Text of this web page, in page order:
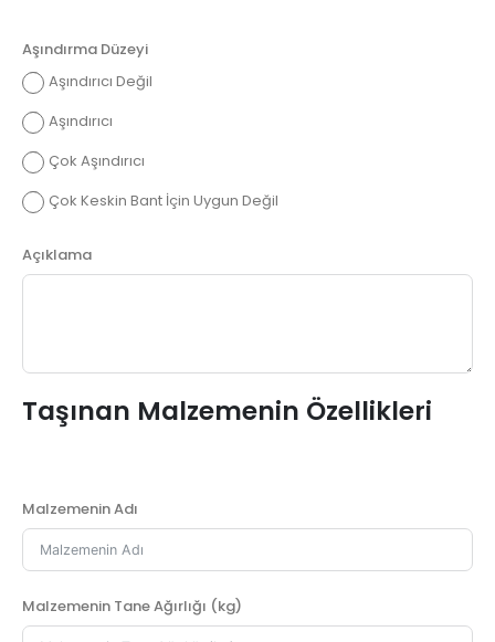
Aşındırma Düzeyi
Aşındırıcı Değil
Aşındırıcı
Çok Aşındırıcı
Çok Keskin Bant İçin Uygun Değil
Açıklama
Taşınan Malzemenin Özellikleri
Malzemenin Adı
Malzemenin Tane Ağırlığı (kg)